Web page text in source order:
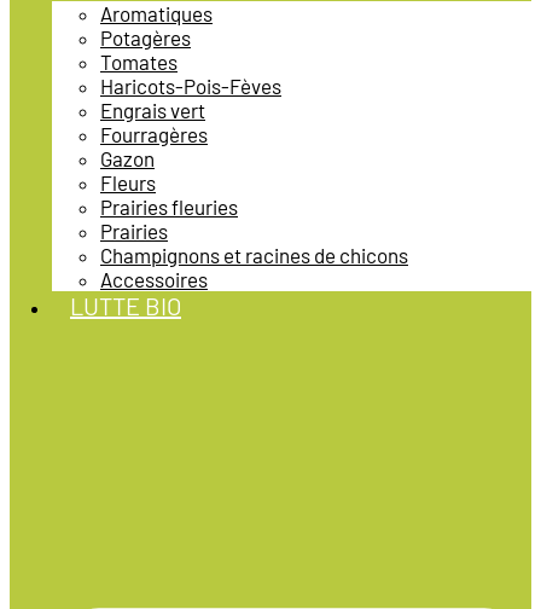
Aromatiques
Potagères
Tomates
Haricots-Pois-Fèves
Engrais vert
Fourragères
Gazon
Fleurs
Prairies fleuries
Prairies
Champignons et racines de chicons
Accessoires
LUTTE BIO